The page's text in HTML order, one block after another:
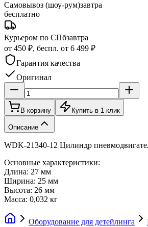
Самовывоз (шоу-рум)завтра
бесплатно
Курьером по СПбзавтра
от 450 ₽, беспл. от 6 499 ₽
Гарантия качества
Оригинал
В корзину Купить в 1 клик
Описание
WDK-21340-12 Цилиндр
Основные характеристики:
Длина: 27 мм
Ширина: 25 мм
Высота: 26 мм
Масса: 0,032 кг
Оборудование для детейлинга